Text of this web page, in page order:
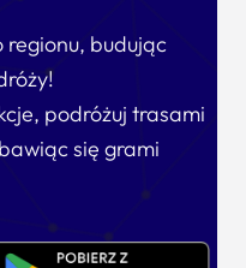
regionu, budując
podróżuj trasami
się grami